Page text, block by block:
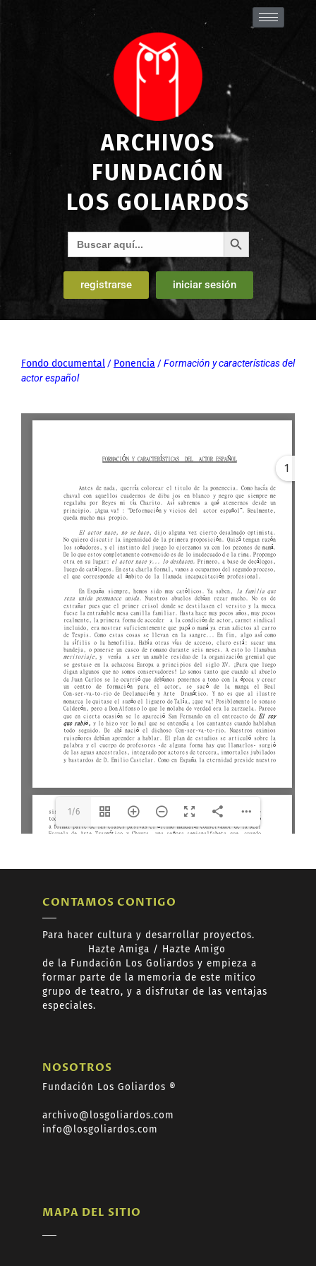
ARCHIVOS
FUNDACIÓN
LOS GOLIARDOS
Buscar: Botón de búsqueda
registrarse iniciar sesión
Fondo documental/ Ponencia /Formación y características del
actor español
1
1/6
Error: Cannot access file!
https://archivos-
fundacionlosgoliardos.com
/wp-
content/uploads/2021/06/
Formacion-y-
caracteristicas-del-actor-
espanol.pdf
The API version "2.12.313"
does not match the Worker
version "2.5.207".
CONTAMOS CONTIGO
Para hacer cultura y desarrollar proyectos.
Hazte Amiga / Hazte Amigo
de la Fundación Los Goliardos y empieza a
formar parte de la memoria de este mítico
grupo de teatro, y a disfrutar de las ventajas
especiales.
NOSOTROS
Fundación Los Goliardos ®
archivo@losgoliardos.com
info@losgoliardos.com
MAPA DEL SITIO